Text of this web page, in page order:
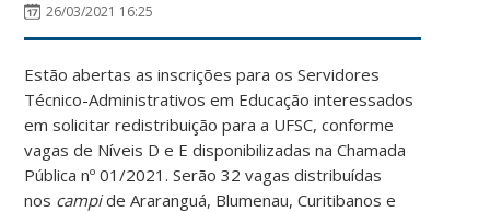
26/03/2021 16:25
Estão abertas as inscrições para os Servidores
Técnico-Administrativos em Educação interessados
em solicitar redistribuição para a UFSC, conforme
vagas de Níveis D e E disponibilizadas na Chamada
Pública nº 01/2021. Serão 32 vagas distribuídas
nos campide Araranguá, Blumenau, Curitibanos e